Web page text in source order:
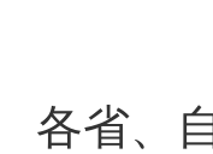
各省、